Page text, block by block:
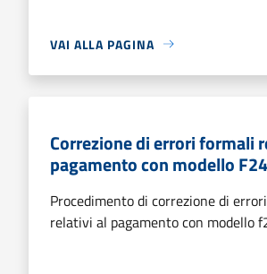
VAI ALLA PAGINA
Correzione di errori formali
pagamento con modello F24
Procedimento di correzione di
relativi al pagamento con modello